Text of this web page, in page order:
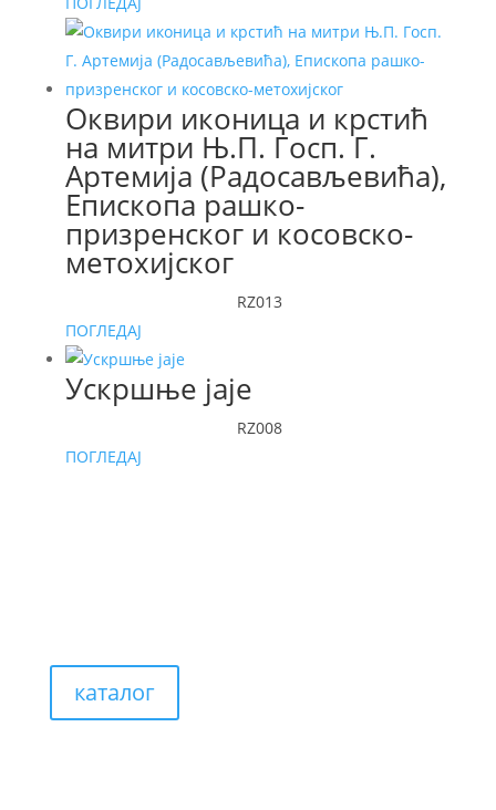
Оквири иконица и крстић
на митри Њ.П. Госп. Г.
Артемија (Радосављевића),
Епископа рашко-
призренског и косовско-
метохијског
RZ013
ПОГЛЕДАЈ
Ускршње јаје
RZ008
ПОГЛЕДАЈ
каталог